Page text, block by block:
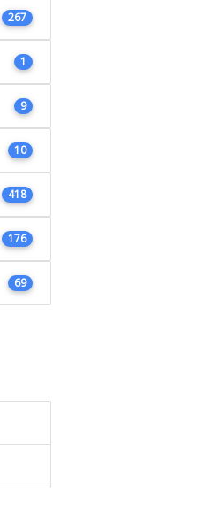
267
1
9
10
418
176
69